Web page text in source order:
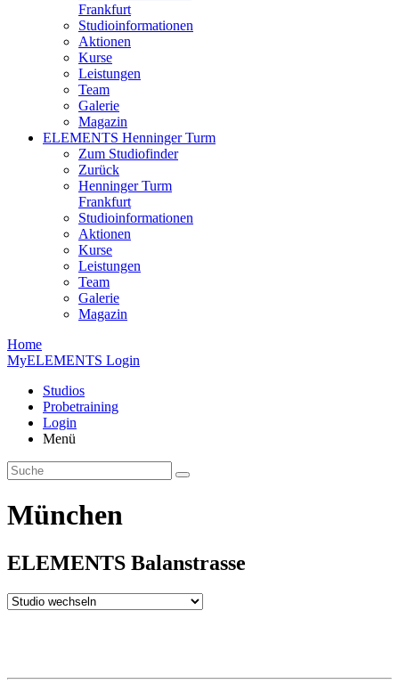
Frankfurt
Studioinformationen
Aktionen
Kurse
Leistungen
Team
Galerie
Magazin
ELEMENTS Henninger Turm
Zum Studiofinder
Zurück
Henninger Turm
Frankfurt
Studioinformationen
Aktionen
Kurse
Leistungen
Team
Galerie
Magazin
Home
MyELEMENTS Login
Studios
Probe­training
Login
Menü
München
ELEMENTS Balan­strasse